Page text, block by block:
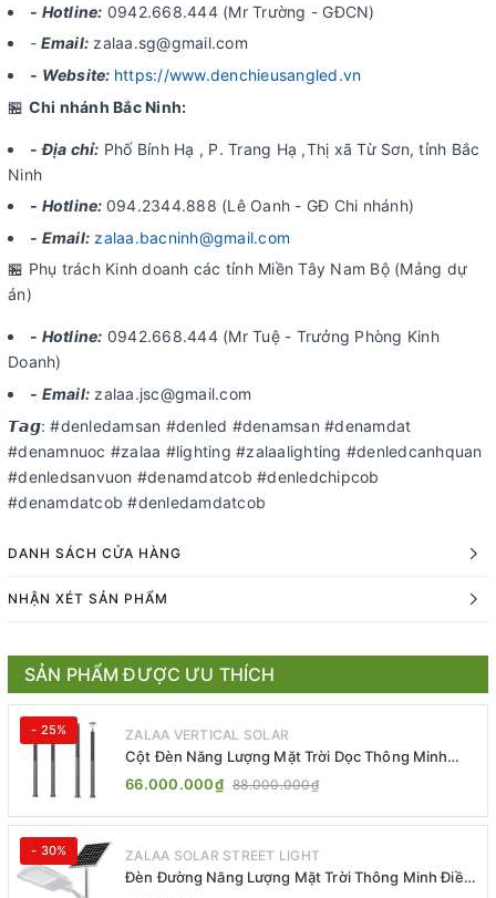
- Hotline: 0942.668.444 (Mr Trường - GĐCN)
- Email: zalaa.sg@gmail.com
- Website: https://www.denchieusangled.vn
🏪 Chi nhánh Bắc Ninh:
- Địa chỉ: Phố Bính Hạ , P. Trang Hạ ,Thị xã Từ Sơn, tỉnh Bắc
Ninh
- Hotline: 094.2344.888 (Lê Oanh - GĐ Chi nhánh)
- Email: zalaa.bacninh@gmail.com
🏪 Phụ trách Kinh doanh các tỉnh Miền Tây Nam Bộ (Mảng dự
án)
- Hotline: 0942.668.444 (Mr Tuệ - Trưởng Phòng Kinh
Doanh)
- Email: zalaa.jsc@gmail.com
𝙏𝙖𝙜: #denledamsan #denled #denamsan #denamdat
#denamnuoc #zalaa #lighting #zalaalighting #denledcanhquan
#denledsanvuon #denamdatcob #denledchipcob
#denamdatcob #denledamdatcob
DANH SÁCH CỬA HÀNG
NHẬN XÉT SẢN PHẨM
SẢN PHẨM ĐƯỢC ƯU THÍCH
- 25% ZALAA VERTICAL SOLAR
Cột Đèn Năng Lượng Mặt Trời Dọc Thông Minh
ZSR-YYDS-360 | ZALAA Jsc
66.000.000₫ 88.000.000₫
- 30% ZALAA SOLAR STREET LIGHT
Đèn Đường Năng Lượng Mặt Trời Thông Minh Điều